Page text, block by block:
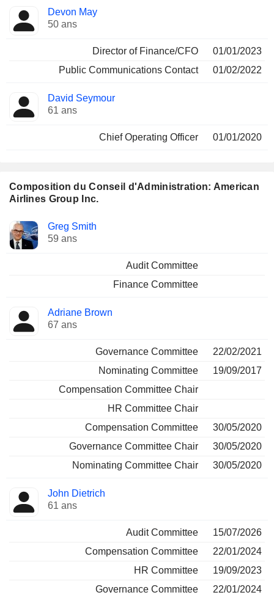
Devon May
50 ans
Director of Finance/CFO
01/01/2023
Public Communications Contact
01/02/2022
David Seymour
61 ans
Chief Operating Officer 01/01/2020
Composition du Conseil d'Administration: American
Airlines Group Inc.
Administrateur Comités
Greg Smith
59 ans
Audit Committee
Finance Committee
Adriane Brown
67 ans
Governance Committee
22/02/2021
Nominating Committee
19/09/2017
Compensation Committee Chair
HR Committee Chair
Compensation Committee
30/05/2020
Governance Committee Chair
30/05/2020
Nominating Committee Chair
30/05/2020
John Dietrich
61 ans
Audit Committee
15/07/2026
Compensation Committee
22/01/2024
HR Committee
19/09/2023
Governance Committee
22/01/2024